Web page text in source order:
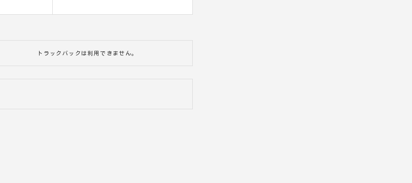
トラックバックは利用できません。